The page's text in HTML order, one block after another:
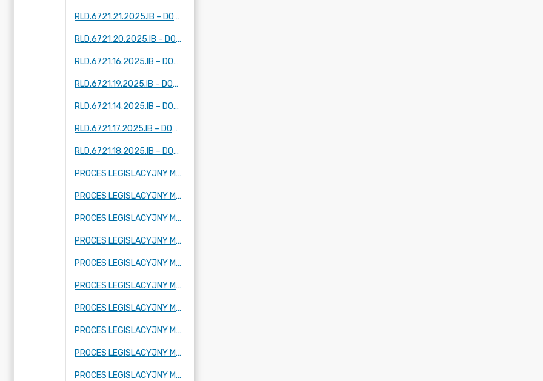
RLD.6721.21.2025.IB – DOTYCZY FRAGMENTU MIEJSCOWOŚCI: ZAZDROŚĆ
RLD.6721.20.2025.IB – DOTYCZY FRAGMENTU MIEJSCOWOŚCI: RADZIEJOWICE
RLD.6721.16.2025.IB – DOTYCZY DWÓCH FRAGMENTÓW MIEJSCOWOŚCI: KUKLÓWKA ZARZECZNA
RLD.6721.19.2025.IB – DOTYCZY DWÓCH FRAGMENTÓW MIEJSCOWOŚCI: KUKLÓWKA ZARZECZNA
RLD.6721.14.2025.IB – DOTYCZY FRAGMENTU MIEJSCOWOŚCI: TARTAK BRZÓZKI, KORYTÓW (I I II) ZBOISKA, KAMIONKA
RLD.6721.17.2025.IB – DOTYCZY FRAGMENTU MIEJSCOWOŚCI: ADAMÓW -WIEŚ, KUKLÓWKA ZARZECZNA I KRZE DUŻE
RLD.6721.18.2025.IB – DOTYCZY FRAGMENTU MIEJSCOWOŚCI KUKLÓWKA ZARZECZNA.
PROCES LEGISLACYJNY MPZP OBEJMUJĄCY FRAGMENT MIEJSCOWOŚCI RADZIEJOWICE PARCEL
PROCES LEGISLACYJNY MPZP OBEJMUJĄCY FRAGMENT MIEJSCOWOŚCI BUDY MSZCZONOWSKIE
PROCES LEGISLACYJNY MPZP OBEJMUJĄCY FRAGMENT MIEJSCOWOŚCI KRZE DUŻE
PROCES LEGISLACYJNY MPZP OBEJMUJĄCY FRAGMENT MIEJSCOWOŚCI RADZIEJOWICE, FRAGMENTY MIEJSCOWOŚCI RADZIEJOWICE-PARCEL ORAZ FRAGMENTY MIEJSCOWOŚCI ZBOISKA
PROCES LEGISLACYJNY MPZP OBEJMUJĄCY FRAGMENT MIEJSCOWOŚCI SŁABOMIERZ, FRAGMENT MIEJSCOWOŚCI BUDY MSZCZONOWSKIE, FRAGMENT MIEJSCOWOŚCI KRZYŻÓWKA ORAZ FRAGMENT MIEJSCOWOŚCI ZAZDROŚĆ
PROCES LEGISLACYJNY MPZP OBEJMUJĄCY FRAGMENT MIEJSCOWOŚCI KRZE DUŻE
PROCES LEGISLACYJNY MPZP OBEJMUJĄCY FRAGMENT MIEJSCOWOŚCI ADAMÓW-WIEŚ ORAZ FRAGMENT MIEJSCOWOŚCI KUKLÓWKA RADZIEJOWICKA
PROCES LEGISLACYJNY MPZP OBEJMUJĄCY FRAGMENT MIEJSCOWOŚCI CHROBOTY
PROCES LEGISLACYJNY MPZP OBEJMUJĄCY FRAGMENT MIEJSCOWOŚCI KORYTÓW
PROCES LEGISLACYJNY MPZP OBEJMUJĄCY FRAGMENT MIEJSCOWOŚCI ADAMÓW-PARCEL ORAZ FRAGMENT MIEJSCOWOŚCI BUDY JÓZEFOWSKIE